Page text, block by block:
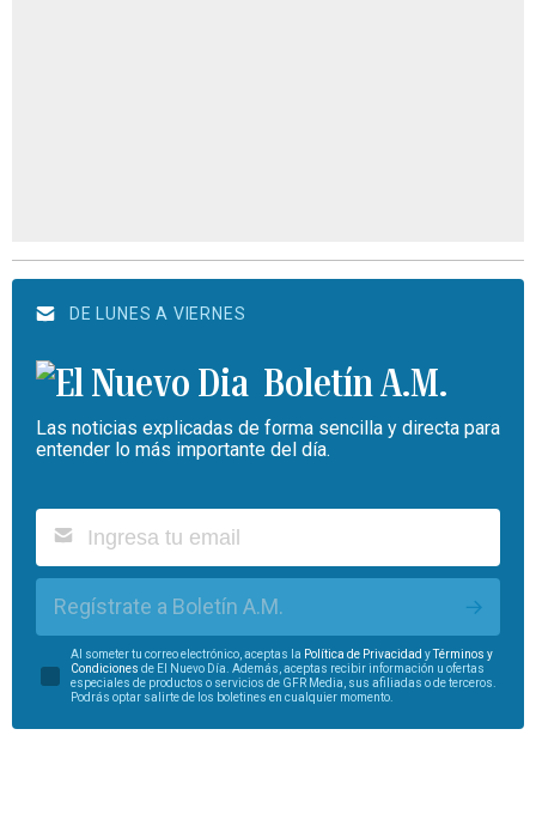
DE LUNES A VIERNES
Boletín A.M.
Las noticias explicadas de forma sencilla y directa para
entender lo más importante del día.
Regístrate a Boletín A.M.
Al someter tu correo electrónico, aceptas la Política de Privacidad y
Términos y
Condiciones de El Nuevo Día. Además, aceptas recibir información u ofertas
especiales de productos o servicios de GFR Media, sus afiliadas o de terceros.
Podrás optar salirte de los boletines en cualquier momento.